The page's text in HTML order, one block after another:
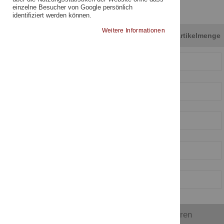
Artikelmenge
Datei in den Warenkorb importieren
einzelne Besucher von Google persönlich
identifiziert werden können.
Weitere Informationen